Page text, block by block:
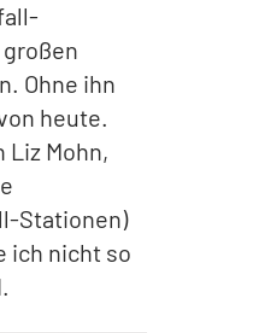
Ohne ihn
heute.
Liz Mohn,
Stationen)
ich nicht so